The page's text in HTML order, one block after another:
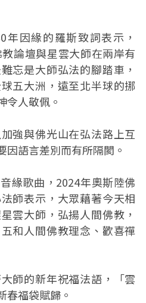
因緣的羅斯致詞表示，
論壇與星雲大師在兩岸有
忘是大師弘法的腳踏車，
五大洲，遠至北半球的挪
令人敬佩。
強與佛光山在弘法路上互
因語言差別而有所隔閡。
緣歌曲，2024年奧斯陸佛
師表示，大眾藉著今天相
雲大師，弘揚人間佛教，
和人間佛教理念、歡喜禪
師的新年祝福法語，「雲
春福袋賦歸。